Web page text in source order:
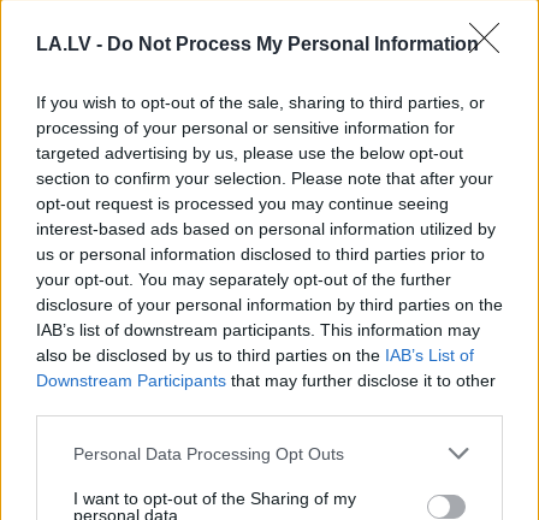
LA.LV - Do Not Process My Personal Information
If you wish to opt-out of the sale, sharing to third parties, or
processing of your personal or sensitive information for
targeted advertising by us, please use the below opt-out
section to confirm your selection. Please note that after your
opt-out request is processed you may continue seeing
interest-based ads based on personal information utilized by
us or personal information disclosed to third parties prior to
your opt-out. You may separately opt-out of the further
disclosure of your personal information by third parties on the
IAB’s list of downstream participants. This information may
also be disclosed by us to third parties on the IAB’s List of
Downstream Participants that may further disclose it to other
Please note that this website/app uses one or more Google
not limited to your visit or usage behaviour. You may click to
Personal Data Processing Opt Outs
I want to opt-out of the Sharing of my
personal data.
Neērtiun pat bīstami: 8
vietas mājā, kur
nevajadzētu novietot
televizoru